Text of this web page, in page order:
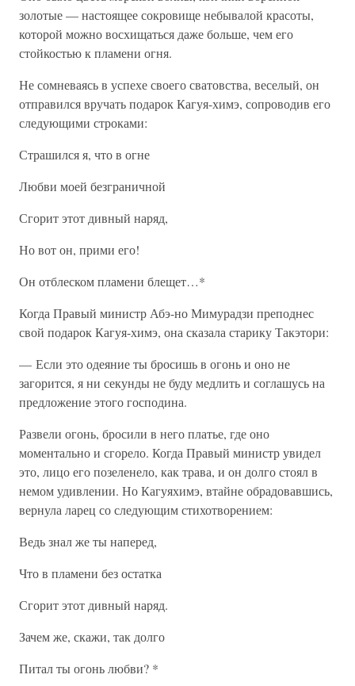
золотые — настоящее сокровище небывалой красоты,
которой можно восхищаться даже больше, чем его
стойкостью к пламени огня.
Не сомневаясь в успехе своего сватовства, веселый, он
отправился вручать подарок Кагуя-химэ, сопроводив его
следующими строками:
Страшился я, что в огне
Любви моей безграничной
Сгорит этот дивный наряд,
Но вот он, прими его!
Он отблеском пламени блещет…*
Когда Правый министр Абэ-но Мимурадзи преподнес
свой подарок Кагуя-химэ, она сказала старику Такэтори:
— Если это одеяние ты бросишь в огонь и оно не
загорится, я ни секунды не буду медлить и соглашусь на
предложение этого господина.
Развели огонь, бросили в него платье, где оно
моментально и сгорело. Когда Правый министр увидел
это, лицо его позеленело, как трава, и он долго стоял в
немом удивлении. Но Кагуяхимэ, втайне обрадовавшись,
вернула ларец со следующим стихотворением:
Ведь знал же ты наперед,
Что в пламени без остатка
Сгорит этот дивный наряд.
Зачем же, скажи, так долго
Питал ты огонь любви? *